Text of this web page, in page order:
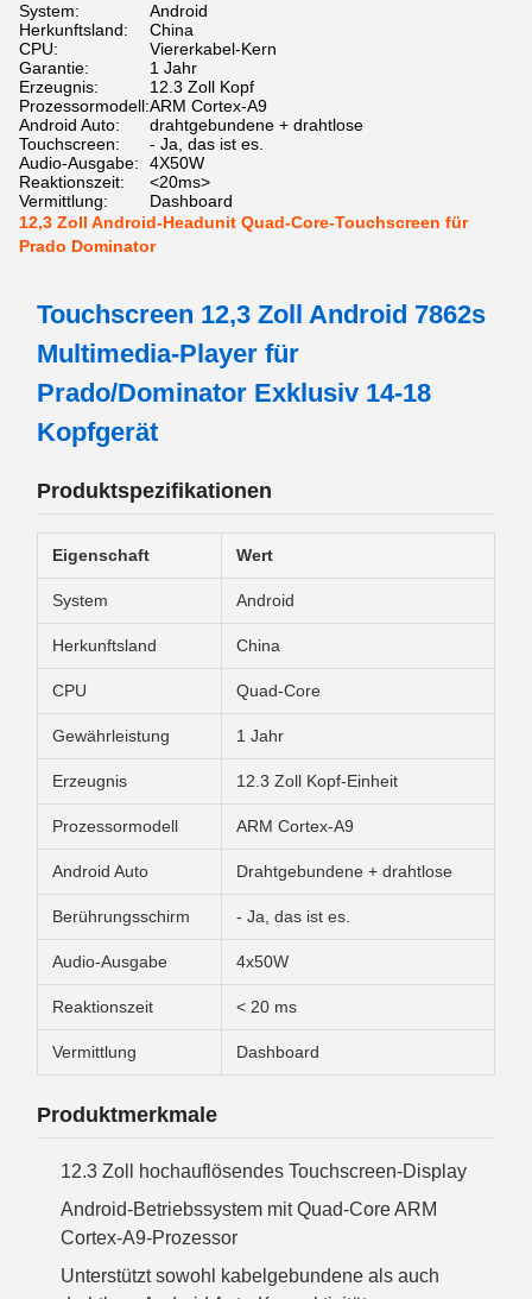
System:
Android
Herkunftsland:
China
CPU:
Viererkabel-Kern
Garantie:
1 Jahr
Erzeugnis:
12.3 Zoll Kopf
Prozessormodell:ARM Cortex-A9
Android Auto:
drahtgebundene + drahtlose
Touchscreen:
- Ja, das ist es.
Audio-Ausgabe:
4X50W
Reaktionszeit:
<20ms>
Vermittlung:
Dashboard
12,3 Zoll Android-Headunit Quad-Core-Touchscreen für
Prado Dominator
Touchscreen 12,3 Zoll Android 7862s
Multimedia-Player für
Prado/Dominator Exklusiv 14-18
Kopfgerät
Produktspezifikationen
Eigenschaft Wert
System Android
Herkunftsland China
CPU Quad-Core
Gewährleistung 1 Jahr
Erzeugnis 12.3 Zoll Kopf-Einheit
Prozessormodell ARM Cortex-A9
Android Auto Drahtgebundene + drahtlose
Berührungsschirm - Ja, das ist es.
Audio-Ausgabe 4x50W
Reaktionszeit < 20 ms
Vermittlung Dashboard
Produktmerkmale
12.3 Zoll hochauflösendes Touchscreen-Display
Android-Betriebssystem mit Quad-Core ARM
Cortex-A9-Prozessor
Unterstützt sowohl kabelgebundene als auch